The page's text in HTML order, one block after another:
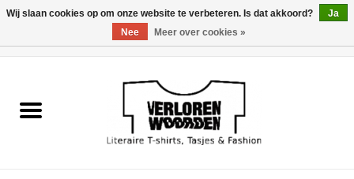
Heren
Wij slaan cookies op om onze website te verbeteren. Is dat akkoord?
Ja
Nee
Meer over cookies »